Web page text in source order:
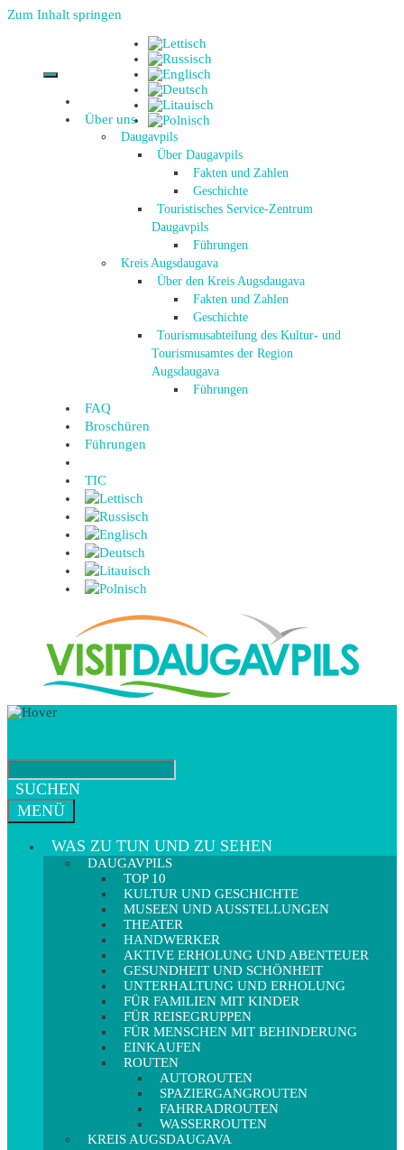
Zum Inhalt springen
Über uns
Daugavpils
Über Daugavpils
Fakten und Zahlen
Geschichte
Touristisches Service-Zentrum
Daugavpils
Führungen
Kreis Augsdaugava
Über den Kreis Augsdaugava
Fakten und Zahlen
Geschichte
Tourismusabteilung des Kultur- und
Tourismusamtes der Region
Augsdaugava
Führungen
FAQ
Broschüren
Führungen
TIC
SUCHEN
MENÜ
WAS ZU TUN UND ZU SEHEN
DAUGAVPILS
TOP 10
KULTUR UND GESCHICHTE
MUSEEN UND AUSSTELLUNGEN
THEATER
HANDWERKER
AKTIVE ERHOLUNG UND ABENTEUER
GESUNDHEIT UND SCHÖNHEIT
UNTERHALTUNG UND ERHOLUNG
FÜR FAMILIEN MIT KINDER
FÜR REISEGRUPPEN
FÜR MENSCHEN MIT BEHINDERUNG
EINKAUFEN
ROUTEN
AUTOROUTEN
SPAZIERGANGROUTEN
FAHRRADROUTEN
WASSERROUTEN
KREIS AUGSDAUGAVA